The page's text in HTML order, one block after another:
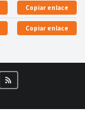
Copiar enlace
Copiar enlace